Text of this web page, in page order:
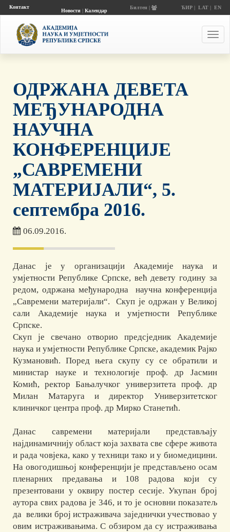
Контакт
Новости| Календар
Билтен | ЋИР| LAT| EN
ОДРЖАНА ДЕВЕТА
МЕЂУНАРОДНА
НАУЧНА
КОНФЕРЕНЦИЈЕ
„САВРЕМЕНИ
МАТЕРИЈАЛИ“, 5.
септембра 2016.
06.09.2016.
Данас је у организацији Академије наука и
умјетности Републике Српске, већ девету годину за
редом, одржана међународна научна конференцијa
„Савремени материјали“. Скуп је одржан у Великој
сали Академије наука и умјетности Републике
Српске.
Скуп је свечано отворио предсједник Академије
наука и умјетности Републике Српске, академик Рајко
Кузмановић. Поред њега скупу су се обратили и
министар науке и технологије проф. др Јасмин
Комић, ректор Бањалучког универзитета проф. др
Милан Матаруга и директор Универзитетског
клиничког центра проф. др Мирко Станетић.
Данас савремени материјали представљају
најдинамичнију област која захвата све сфере живота
и рада човјека, како у техници тако и у биомедицини.
На овогодишњој конференцији је представљено осам
пленарних предавања и 108 радовa који су
презентовани у оквиру постер сесије. Укупан број
аутора свих радова је 346, и то је основни показатељ
да велики број истраживача заједнички учествовао у
овим истраживањима. С обзиром да су истраживања